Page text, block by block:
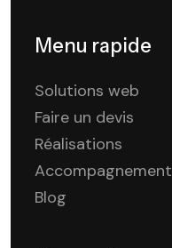
Menu rapide
Solutions web
Faire un devis
Réalisations
Accompagnement
Blog